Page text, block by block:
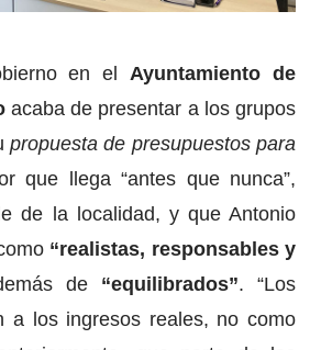
en elAyuntamiento de
acaba de presentar a los grupos
propuesta de presupuestos para
que llega “antes que nunca”,
de la localidad, y que Antonio
“realistas, responsables y
de “equilibrados”. “Los
a los ingresos reales, no como